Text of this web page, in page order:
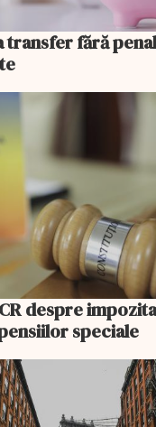
transfer fără
despre
speciale